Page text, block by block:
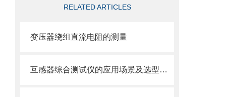
RELATED ARTICLES
变压器绕组直流电阻的测量
互感器综合测试仪的应用场景及选型标准